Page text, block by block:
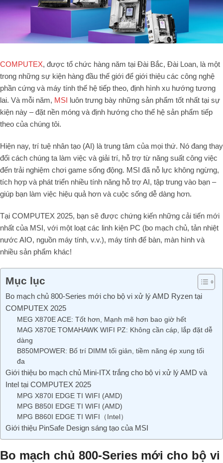
COMPUTEX, được tổ chức hàng năm tại Đài Bắc, Đài Loan, là một
trong những sự kiện hàng đầu thế giới để giới thiệu các công nghệ
phần cứng và máy tính thế hệ tiếp theo, định hình xu hướng tương
lai. Và mỗi năm, MSI luôn trưng bày những sản phẩm tốt nhất tại sự
kiện này – đặt nền móng và định hướng cho thế hệ sản phẩm tiếp
theo của chúng tôi.
Hiện nay, trí tuệ nhân tạo (AI) là trung tâm của mọi thứ. Nó đang thay
đổi cách chúng ta làm việc và giải trí, hỗ trợ từ năng suất công việc
đến trải nghiệm chơi game sống động. MSI đã nỗ lực không ngừng,
tích hợp và phát triển nhiều tính năng hỗ trợ AI, tập trung vào bạn –
giúp bạn làm việc hiệu quả hơn và cuộc sống dễ dàng hơn.
Tại COMPUTEX 2025, bạn sẽ được chứng kiến những cải tiến mới
nhất của MSI, với một loạt các linh kiện PC (bo mạch chủ, tản nhiệt
nước AIO, nguồn máy tính, v.v.), máy tính để bàn, màn hình và
nhiều sản phẩm khác!
Mục lục
Bo mạch chủ 800-Series mới cho bộ vi xử lý AMD Ryzen tại
COMPUTEX 2025
MEG X870E ACE: Tốt hơn, Mạnh mẽ hơn bao giờ hết
MAG X870E TOMAHAWK WIFI PZ: Không cần cáp, lắp đặt dễ
dàng
B850MPOWER: Bố trí DIMM tối giản, tiềm năng ép xung tối
đa
Giới thiệu bo mạch chủ Mini-ITX trắng cho bộ vi xử lý AMD và
Intel tại COMPUTEX 2025
MPG X870I EDGE TI WIFI (AMD)
MPG B850I EDGE TI WIFI (AMD)
MPG B860I EDGE TI WIFI（Intel）
Giới thiệu PinSafe Design sáng tạo của MSI
Bo mạch chủ 800-Series mới cho bộ vi